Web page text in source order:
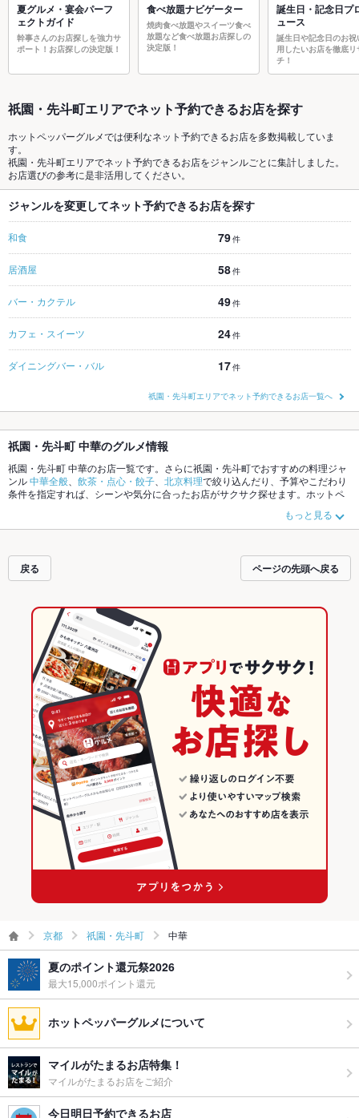
夏グルメ・宴会パーフ
ェクトガイド
幹事さんのお店探しを強力サ
ポート！お店探しの決定版！
食べ放題ナビゲーター
焼肉食べ放題やスイーツ食べ
放題など食べ放題お店探しの
決定版！
誕生日・記念日プ
ュース
誕生日や記念日のお祝
用したいお店を徹底リ
チ！
祇園・先斗町エリアでネット予約できるお店を探す
ホットペッパーグルメでは便利なネット予約できるお店を多数掲載していま
す。
祇園・先斗町エリアでネット予約できるお店をジャンルごとに集計しました。
お店選びの参考に是非活用してください。
ジャンルを変更してネット予約できるお店を探す
和食 79件
居酒屋 58件
バー・カクテル 49件
カフェ・スイーツ 24件
ダイニングバー・バル 17件
祇園・先斗町エリアでネット予約できるお店一覧へ
祇園・先斗町 中華のグルメ情報
祇園・先斗町 中華のお店一覧です。さらに祇園・先斗町でおすすめの料理ジャ
ンル中華全般 飲茶・点心・餃子 北京料理で絞り込んだり、予算やこだわり
条件を指定すれば、シーンや気分に合ったお店がサクサク探せます。ホットペ
や季節のおすすめ料理など、お店の最新情報をご紹介している
ので安心！24時間使える簡単便利なネット予約が使えるお店も拡大中です。友
にホットペッパーグルメをご利用ください。
もっと見る
戻る ページの先頭へ戻る
京都 祇園・先斗町 中華
夏のポイント還元祭2026
最大15,000ポイント還元
ホットペッパーグルメについて
マイルがたまるお店特集！
マイルがたまるお店をご紹介
今日明日予約できるお店